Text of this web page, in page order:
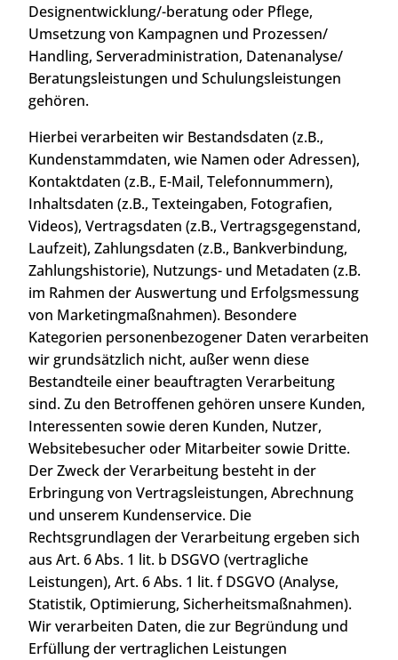
Designentwicklung/-beratung oder Pflege,
Umsetzung von Kampagnen und Prozessen/
Handling, Serveradministration, Datenanalyse/
Beratungsleistungen und Schulungsleistungen
gehören.
Hierbei verarbeiten wir Bestandsdaten (z.B.,
Kundenstammdaten, wie Namen oder Adressen),
Kontaktdaten (z.B., E-Mail, Telefonnummern),
Inhaltsdaten (z.B., Texteingaben, Fotografien,
Videos), Vertragsdaten (z.B., Vertragsgegenstand,
Laufzeit), Zahlungsdaten (z.B., Bankverbindung,
Zahlungshistorie), Nutzungs- und Metadaten (z.B.
im Rahmen der Auswertung und Erfolgsmessung
von Marketingmaßnahmen). Besondere
Kategorien personenbezogener Daten verarbeiten
wir grundsätzlich nicht, außer wenn diese
Bestandteile einer beauftragten Verarbeitung
sind. Zu den Betroffenen gehören unsere Kunden,
Interessenten sowie deren Kunden, Nutzer,
Websitebesucher oder Mitarbeiter sowie Dritte.
Der Zweck der Verarbeitung besteht in der
Erbringung von Vertragsleistungen, Abrechnung
und unserem Kundenservice. Die
Rechtsgrundlagen der Verarbeitung ergeben sich
aus Art. 6 Abs. 1 lit. b DSGVO (vertragliche
Leistungen), Art. 6 Abs. 1 lit. f DSGVO (Analyse,
Statistik, Optimierung, Sicherheitsmaßnahmen).
Wir verarbeiten Daten, die zur Begründung und
Erfüllung der vertraglichen Leistungen